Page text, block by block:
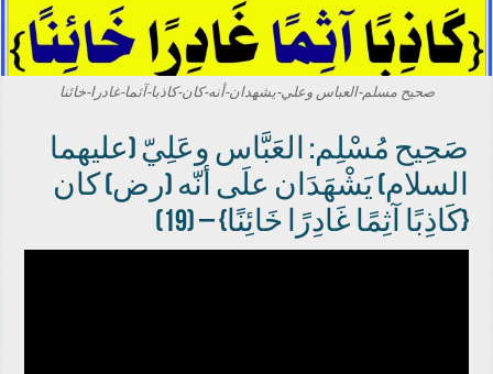
صحيح مسلم-العباس وعلي-يشهدان-أنه-كان-كاذبا-آثما-غادرا-خائنا
صَحِيح مُسْلِم: العَبَّاس وعَلِيّ (عليهما
السلام) يَشْهَدَان علَى أنّه (رض) كان
{كَاذِبًا آثِمًا غَادِرًا خَائِنًا} – (19)